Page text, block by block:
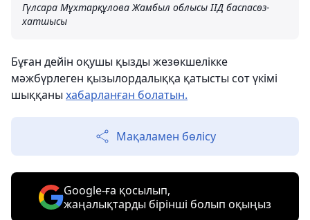
Гүлсара Мұхтарқұлова Жамбыл облысы ІІД баспасөз-
хатшысы
Бұған дейін оқушы қызды жезөкшелікке
мәжбүрлеген қызылордалыққа қатысты сот үкімі
шыққаны хабарланған болатын.
Мақаламен бөлісу
Google-ға қосылып,
жаңалықтарды бірінші болып оқыңыз